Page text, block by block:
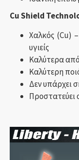
Cu Shield
Χαλκός (Cu)
υγιείς
Καλύτερα
Καλύτερη
Δεν υπάρχει
Προστατεύει